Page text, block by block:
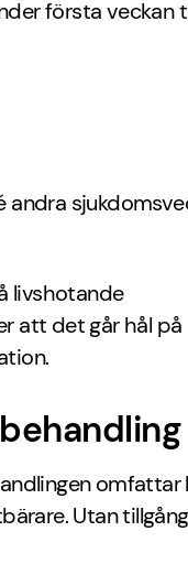
första veckan
livshotande
att det går hål på
omfattar
Utan